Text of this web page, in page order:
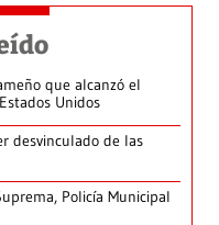
que alcanzó el
Unidos
desvinculado de las
Policía Municipal